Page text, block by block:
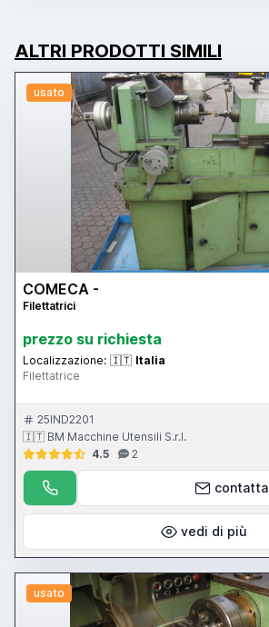
ALTRI PRODOTTI SIMILI
usato
COMECA -
Filettatrici
prezzo su richiesta
Localizzazione: 🇮🇹 Italia
Filettatrice
25IND2201
🇮🇹 BM Macchine Utensili S.r.l.
4.5
2
contatta
vedi di più
usato